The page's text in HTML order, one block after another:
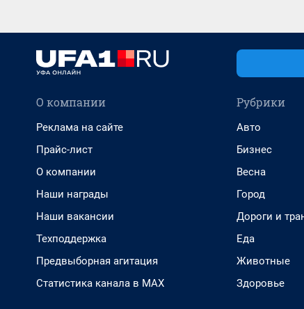
О компании
Реклама на сайте
Прайс-лист
О компании
Наши награды
Наши вакансии
Техподдержка
Предвыборная агитация
Статистика канала в MAX
Рубрики
Авто
Бизнес
Весна
Город
Дороги и
Еда
Животные
Здоровье